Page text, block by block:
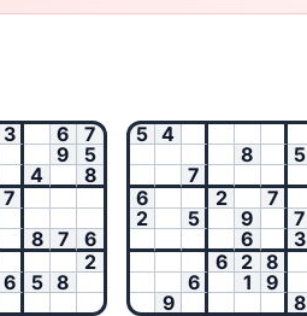
3 6
7
9
5
4
8
7
8
7
6
2
6 5 8
5 4
8
5
7
6
2
7
2
5 9 7
6
3
6
2 8
6
1
9
9
8